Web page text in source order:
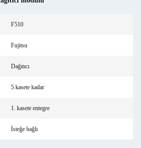
F510
Fujitsu
Dağıtıcı
5 kasete kadar
1. kasete entegre
İsteğe bağlı